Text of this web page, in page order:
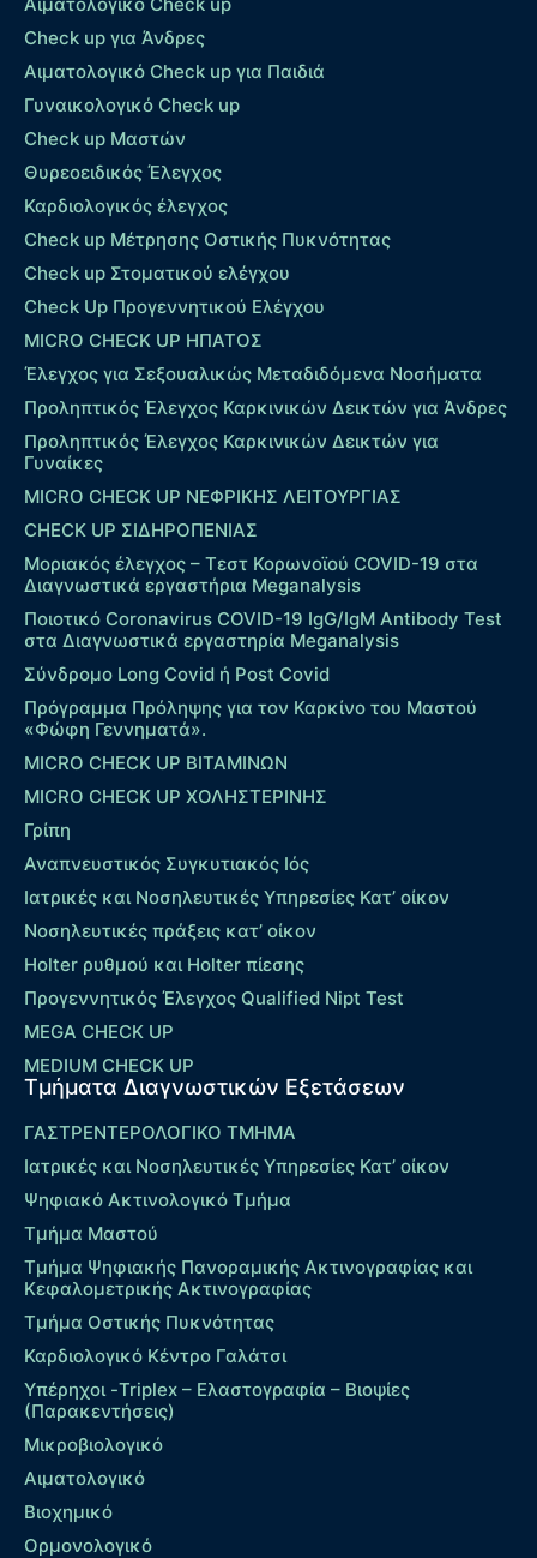
Check up για Άνδρες
Αιματολογικό Check up για Παιδιά
Γυναικολογικό Check up
Check up Μαστών
Θυρεοειδικός Έλεγχος
Καρδιολογικός έλεγχος
Check up Mέτρησης Οστικής Πυκνότητας
Check up Στοματικού ελέγχου
Check Up Προγεννητικού Ελέγχου
MICRO CHECK UP HΠΑΤΟΣ
Έλεγχος για Σεξουαλικώς Μεταδιδόμενα Νοσήματα
Προληπτικός Έλεγχος Καρκινικών Δεικτών για Άνδρες
Προληπτικός Έλεγχος Καρκινικών Δεικτών για
Γυναίκες
MICRO CHECK UP ΝΕΦΡΙΚΗΣ ΛΕΙΤΟΥΡΓΙΑΣ
CHECK UP ΣΙΔΗΡΟΠΕΝΙΑΣ
Μοριακός έλεγχος – Τεστ Κορωνοϊού COVID-19 στα
Διαγνωστικά εργαστήρια Meganalysis
Ποιοτικό Coronavirus COVID-19 IgG/IgM Antibody Test
στα Διαγνωστικά εργαστηρία Meganalysis
Σύνδρομο Long Covid ή Post Covid
Πρόγραμμα Πρόληψης για τον Καρκίνο του Μαστού
«Φώφη Γεννηματά».
MICRO CHECK UP ΒΙΤΑΜΙΝΩΝ
MICRO CHECK UP ΧΟΛΗΣΤΕΡΙΝΗΣ
Γρίπη
Αναπνευστικός Συγκυτιακός Ιός
Ιατρικές και Νοσηλευτικές Υπηρεσίες Κατ’ οίκον
Νοσηλευτικές πράξεις κατ’ οίκον
Holter ρυθμού και Holter πίεσης
Προγεννητικός Έλεγχος Qualified Nipt Test
MEGA CHECK UP
MEDIUM CHECK UP
Τμήματα Διαγνωστικών Εξετάσεων
ΓΑΣΤΡΕΝΤΕΡΟΛΟΓΙΚΟ ΤΜΗΜΑ
Ιατρικές και Νοσηλευτικές Υπηρεσίες Κατ’ οίκον
Ψηφιακό Ακτινολογικό Τμήμα
Τμήμα Μαστού
Τμήμα Ψηφιακής Πανοραμικής Ακτινογραφίας και
Κεφαλομετρικής Ακτινογραφίας
Τμήμα Οστικής Πυκνότητας
Καρδιολογικό Κέντρο Γαλάτσι
Υπέρηχοι -Triplex – Eλαστογραφία – Βιοψίες
(Παρακεντήσεις)
Μικροβιολογικό
Αιματολογικό
Βιοχημικό
Ορμονολογικό